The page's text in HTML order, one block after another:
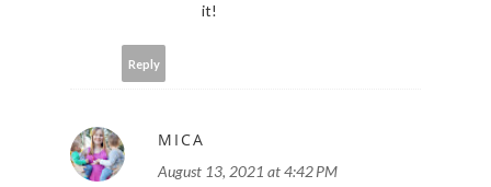
it!
Reply
MICA
August 13, 2021 at 4:42 PM